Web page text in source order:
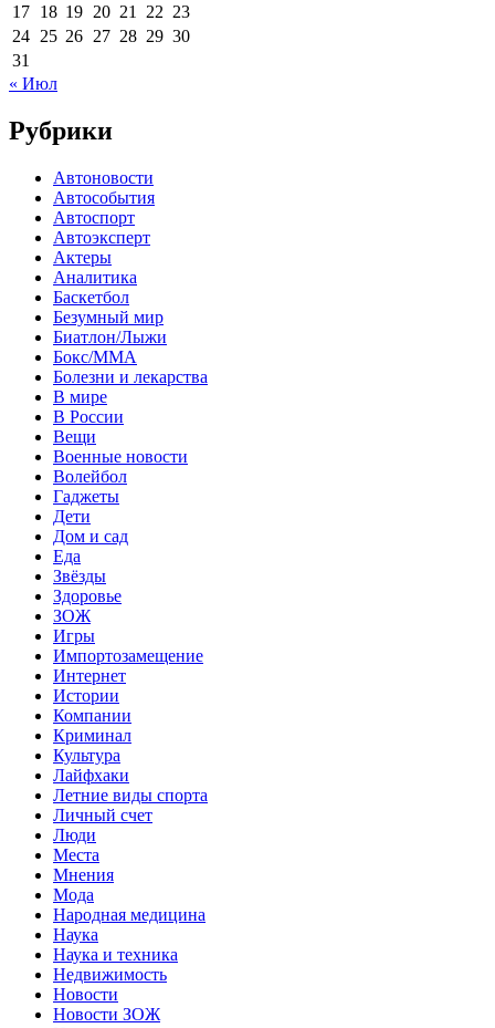
17 18 19 20 21 22 23
24 25 26 27 28 29 30
31
« Июл
Рубрики
Автоновости
Автособытия
Автоспорт
Автоэксперт
Актеры
Аналитика
Баскетбол
Безумный мир
Биатлон/Лыжи
Бокс/MMA
Болезни и лекарства
В мире
В России
Вещи
Военные новости
Волейбол
Гаджеты
Дети
Дом и сад
Еда
Звёзды
Здоровье
ЗОЖ
Игры
Импортозамещение
Интернет
Истории
Компании
Криминал
Культура
Лайфхаки
Летние виды спорта
Личный счет
Люди
Места
Мнения
Мода
Народная медицина
Наука
Наука и техника
Недвижимость
Новости
Новости ЗОЖ